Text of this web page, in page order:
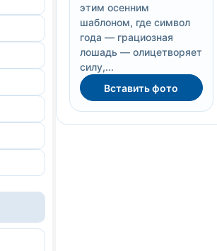
этим осенним
шаблоном, где символ
года — грациозная
лошадь — олицетворяет
силу,...
Вставить фото